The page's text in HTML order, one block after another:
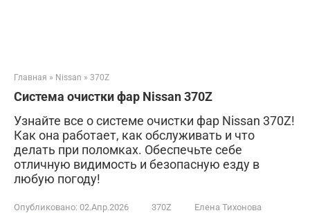
Главная » Nissan » 370Z
Система очистки фар Nissan 370Z
Узнайте все о системе очистки фар Nissan 370Z!
Как она работает, как обслуживать и что
делать при поломках. Обеспечьте себе
отличную видимость и безопасную езду в
любую погоду!
Опубликовано: 02.Апр.2026 370Z Елена Тихонова